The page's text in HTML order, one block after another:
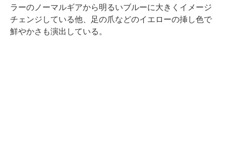
ラーのノーマルギアから明るいブルーに大きくイメージ
チェンジしている他、足の爪などのイエローの挿し色で
鮮やかさも演出している。